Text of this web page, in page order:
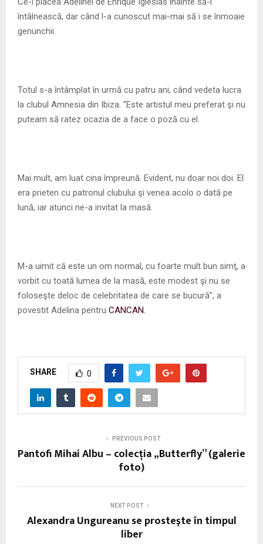
E
întâlnească, dar când l-a cunoscut mai-mai să i se înmoaie
genunchii.
Totul s-a întâmplat în urmă cu patru ani, când vedeta lucra
la clubul Amnesia din Ibiza. “Este artistul meu preferat şi nu
puteam să ratez ocazia de a face o poză cu el.
Mai mult, am luat cina împreună. Evident, nu doar noi doi. El
era prieten cu patronul clubului şi venea acolo o dată pe
lună, iar atunci ne-a invitat la masă.
M-a uimit că este un om normal, cu foarte mult bun simţ, a
vorbit cu toată lumea de la masă, este modest şi nu se
foloseşte deloc de celebritatea de care se bucură”, a
povestit Adelina pentru CANCAN.
SHARE 0
PREVIOUS POST
Pantofi Mihai Albu – colecția „Butterfly” (galerie
foto)
NEXT POST
Alexandra Ungureanu se prosteşte în timpul
liber